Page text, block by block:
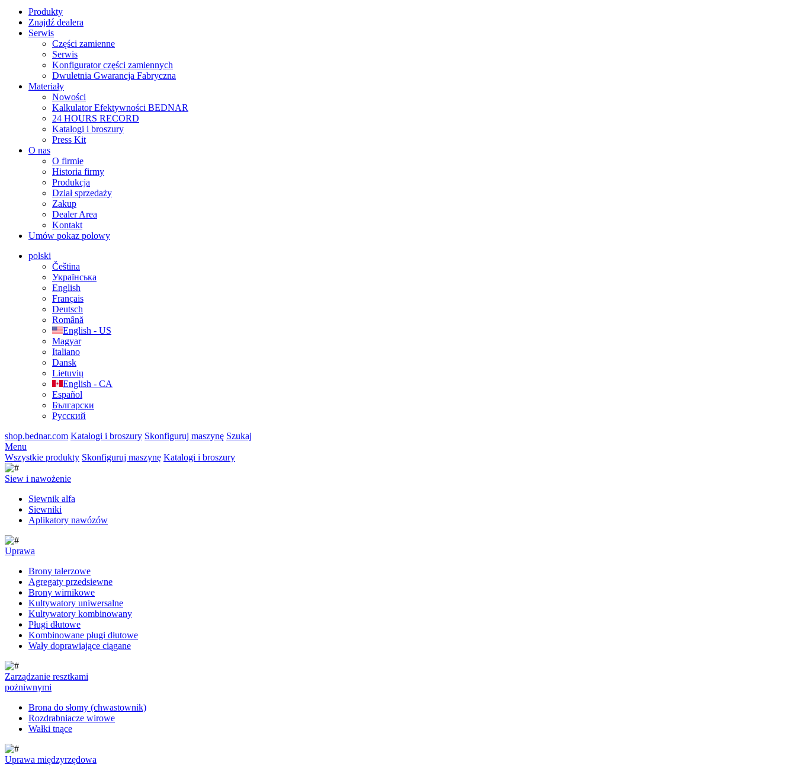
Produkty
Znajdź dealera
Serwis
Części zamienne
Serwis
Konfigurator części zamiennych
Dwuletnia Gwarancja Fabryczna
Materiały
Nowości
Kalkulator Efektywności BEDNAR
24 HOURS RECORD
Katalogi i broszury
Press Kit
O nas
O firmie
Historia firmy
Produkcja
Dział sprzedaży
Zakup
Dealer Area
Kontakt
Umów pokaz polowy
polski
Čeština
Українська
English
Français
Deutsch
Română
English - US
Magyar
Italiano
Dansk
Lietuvių
English - CA
Español
Български
Русский
shop.bednar.com Katalogi i broszury Skonfiguruj maszynę Szukaj
Menu
Wszystkie produkty Skonfiguruj maszynę Katalogi i broszury
Siew i nawożenie
Siewnik alfa
Siewniki
Aplikatory nawózów
Uprawa
Brony talerzowe
Agregaty przedsiewne
Brony wirnikowe
Kultywatory uniwersalne
Kultywatory kombinowany
Pługi dłutowe
Kombinowane pługi dłutowe
Wały doprawiające ciągane
Zarządzanie resztkami
pożniwnymi
Brona do słomy (chwastownik)
Rozdrabniacze wirowe
Wałki tnące
Uprawa międzyrzędowa